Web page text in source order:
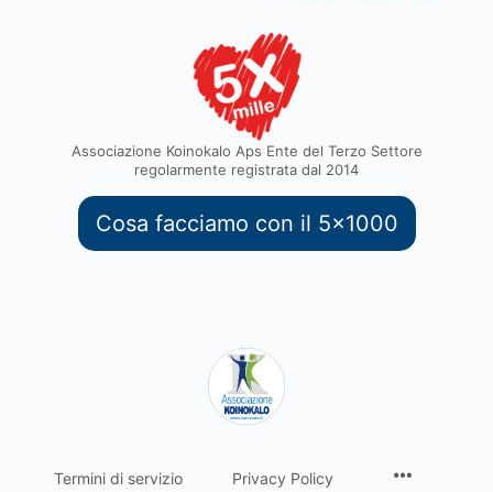
Associazione Koinokalo Aps Ente del Terzo Settore
regolarmente registrata dal 2014
Cosa facciamo con il 5x1000
Termini di servizio Privacy Policy